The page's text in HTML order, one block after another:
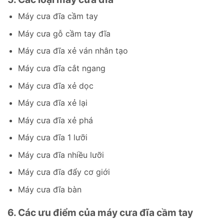
Máy cưa đĩa cầm tay
Máy cưa gỗ cầm tay đĩa
Máy cưa đĩa xẻ ván nhân tạo
Máy cưa đĩa cắt ngang
Máy cưa đĩa xẻ dọc
Máy cưa đĩa xẻ lại
Máy cưa đĩa xẻ phá
Máy cưa đĩa 1 lưỡi
Máy cưa đĩa nhiều lưỡi
Máy cưa đĩa đẩy cơ giới
Máy cưa đĩa bàn
6. Các ưu điểm của máy cưa đĩa cầm tay